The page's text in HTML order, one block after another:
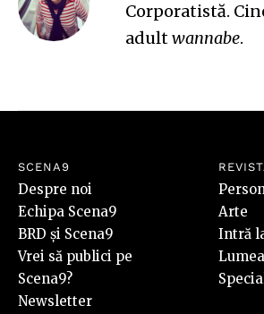
Corporatistă.
adultwannabe.
SCENA9
Despre noi
Echipa Scena9
BRD și Scena9
Vrei să publici pe
Scena9?
Newsletter
Arte
Intră